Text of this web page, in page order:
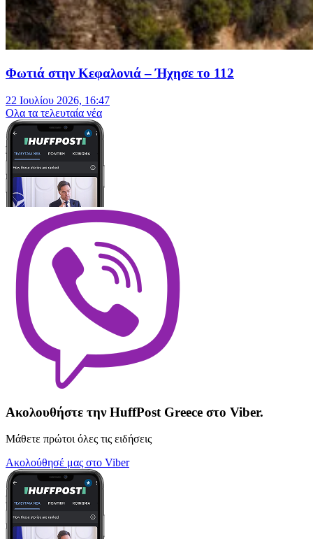
Φωτιά στην Κεφαλονιά – Ήχησε το 112
22 Ιουλίου 2026, 16:47
Oλα τα τελευταία νέα
Ακολουθήστε την HuffPost Greece στο Viber.
Μάθετε πρώτοι όλες τις ειδήσεις
Ακολούθησέ μας στο Viber